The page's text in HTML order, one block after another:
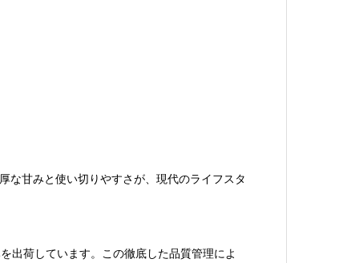
な甘みと使い切りやすさが、現代のライフスタ
出荷しています。この徹底した品質管理によ